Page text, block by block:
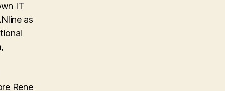
IT
as
Rene